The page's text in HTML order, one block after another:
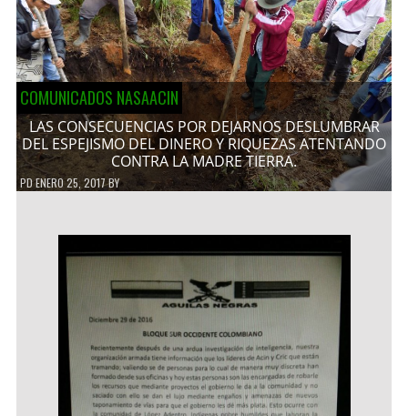
COMUNICADOS NASAACIN
LAS CONSECUENCIAS POR DEJARNOS DESLUMBRAR
DEL ESPEJISMO DEL DINERO Y RIQUEZAS ATENTANDO
CONTRA LA MADRE TIERRA.
PDENERO 25, 2017BY